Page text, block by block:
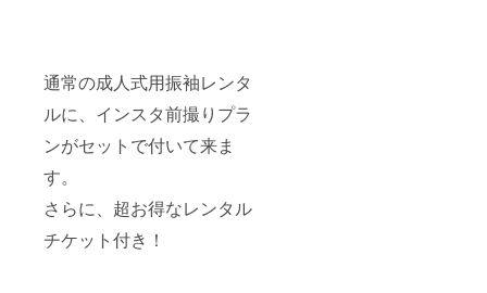
通常の成人式用振袖レンタ
ルに、インスタ前撮りプラ
ンがセットで付いて来ま
す。
さらに、超お得なレンタル
チケット付き！